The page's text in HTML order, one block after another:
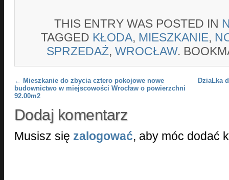
THIS ENTRY WAS POSTED IN
TAGGED KŁODA, MIESZKANIE,
SPRZEDAŻ, WROCŁAW.
Post navigation
← Mieszkanie do zbycia cztero pokojowe nowe
budownictwo w miejscowości Wrocław o powierzchni
92.00m2
DziaLka
Dodaj komentarz
Musisz się zalogować, aby móc dodać